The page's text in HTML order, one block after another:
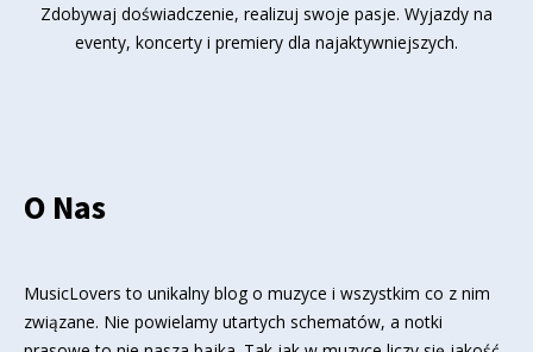
Zdobywaj doświadczenie, realizuj swoje pasje. Wyjazdy na
eventy, koncerty i premiery dla najaktywniejszych.
O Nas
MusicLovers to unikalny blog o muzyce i wszystkim co z nim
związane. Nie powielamy utartych schematów, a notki